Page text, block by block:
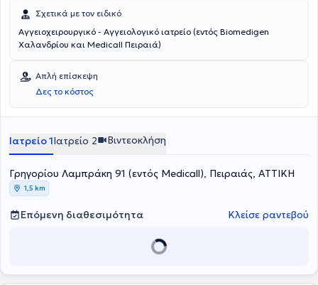
Σχετικά με τον ειδικό
Αγγειοχειρουργικό - Αγγειολογικό ιατρείο (εντός Biomedigen
Χαλανδρίου και Medicall Πειραιά)
Απλή επίσκεψη
Δες το κόστος
Ιατρείο 1Ιατρείο 2 Βιντεοκλήση
Γρηγορίου Λαμπράκη 91 (εντός Medicall), Πειραιάς, ΑΤΤΙΚΗ
1,5 km
Επόμενη διαθεσιμότητα Κλείσε ραντεβού